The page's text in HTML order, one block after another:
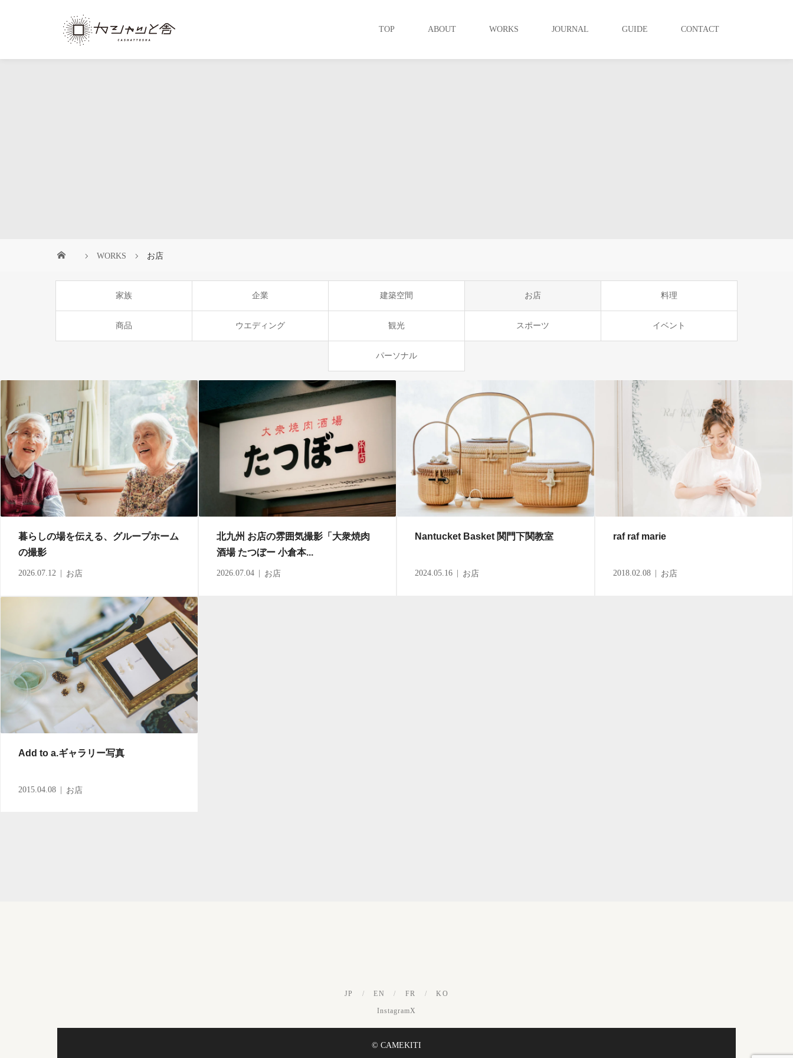
TOP ABOUT WORKS JOURNAL GUIDE CONTACT
WORKS お店
家族 企業 建築空間 お店 料理
商品 ウエディング 観光 スポーツ イベント
パーソナル
暮らしの場を伝える、グループホーム
の撮影
2026.07.12 お店
北九州 お店の雰囲気撮影「大衆焼肉
酒場 たつぼー 小倉本...
2026.07.04 お店
Nantucket Basket 関門下関教室
2024.05.16 お店
raf raf marie
2018.02.08 お店
Add to a.ギャラリー写真
2015.04.08 お店
JP / EN / FR / KO
InstagramX
© CAMEKITI